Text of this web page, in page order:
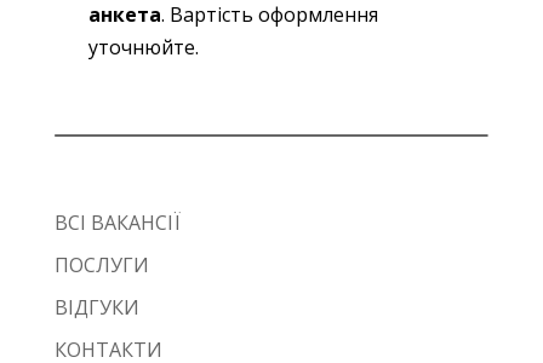
анкета. Вартість оформлення
уточнюйте.
ВСІ ВАКАНСІЇ
ПОСЛУГИ
ВІДГУКИ
КОНТАКТИ